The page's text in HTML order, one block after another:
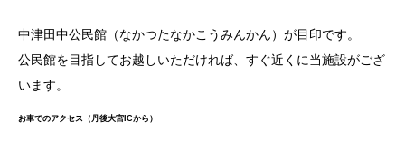
中津田中公民館（なかつたなかこうみんかん）が目印です。
公民館を目指してお越しいただければ、すぐ近くに当施設がござ
います。
お車でのアクセス（丹後大宮ICから）